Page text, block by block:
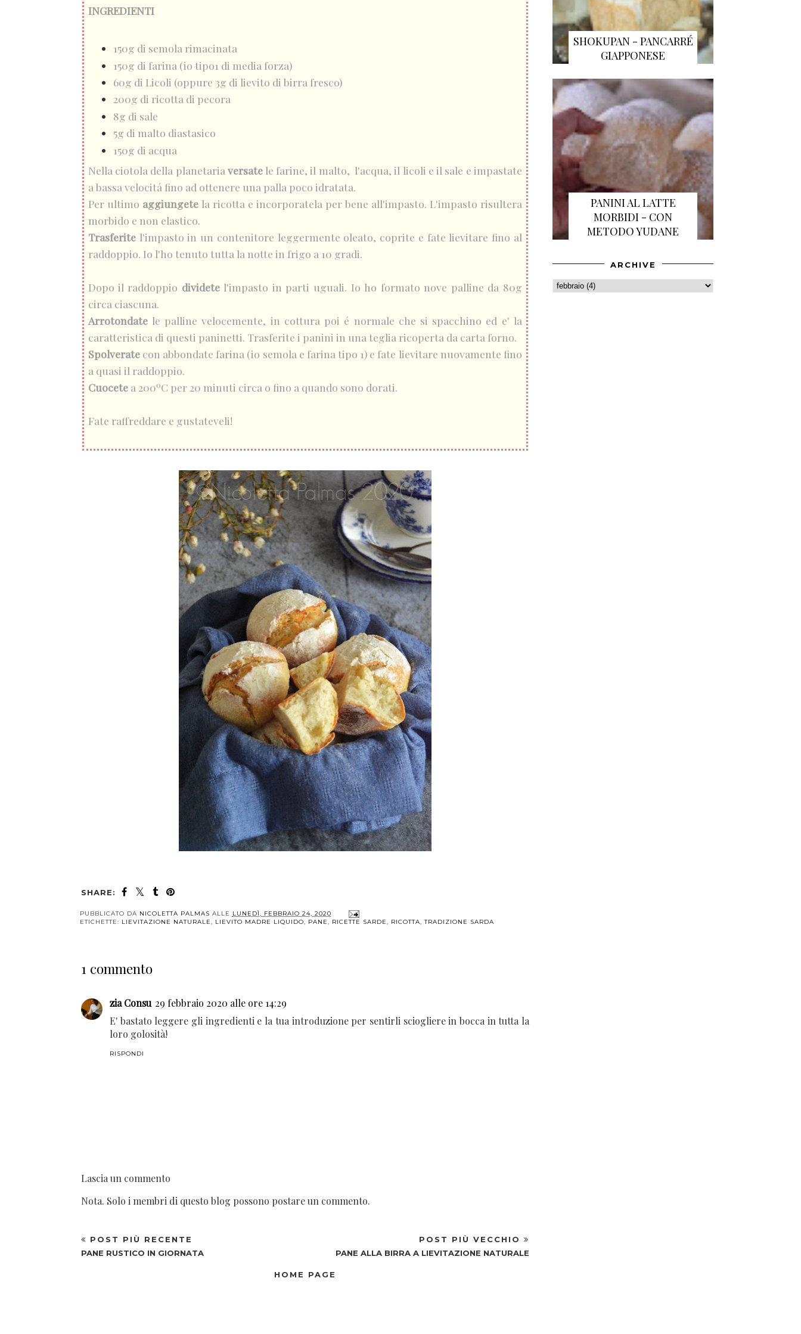
INGREDIENTI
150g di semola rimacinata
150g di farina (io tipo1 di media forza)
60g di Licoli (oppure 3g di lievito di birra fresco)
200g di ricotta di pecora
8g di sale
5g di malto diastasico
150g di acqua
Nella ciotola della planetaria versatele farine, il malto, l'acqua, il licoli e il sale e impastate
a bassa velocitá fino ad ottenere una palla poco idratata.
Per ultimo aggiungetela ricotta e incorporatela per bene all'impasto. L'impasto risultera
morbido e non elastico.
Trasferitel'impasto in un contenitore leggermente oleato, coprite e fate lievitare fino al
raddoppio. Io l'ho tenuto tutta la notte in frigo a 10 gradi.
Dopo il raddoppio dividetel'impasto in parti uguali. Io ho formato nove palline da 80g
circa ciascuna.
Arrotondatele palline velocemente, in cottura poi é normale che si spacchino ed e' la
caratteristica di questi paninetti. Trasferite i panini in una teglia ricoperta da carta forno.
Spolveratecon abbondate farina (io semola e farina tipo 1) e fate lievitare nuovamente fino
a quasi il raddoppio.
Cuocetea 200ºC per 20 minuti circa o fino a quando sono dorati.
Fate raffreddare e gustateveli!
SHARE:
PUBBLICATO DA NICOLETTA PALMAS ALLE LUNEDÌ, FEBBRAIO 24, 2020
ETICHETTE: LIEVITAZIONE NATURALE, LIEVITO MADRE LIQUIDO, PANE, RICETTE SARDE, RICOTTA,TRADIZIONE SARDA
1 commento
zia Consu 29 febbraio 2020 alle ore 14:29
E' bastato leggere gli ingredienti e la tua introduzione per sentirli sciogliere in bocca in tutta la
loro golosità!
RISPONDI
Lascia un commento
Nota. Solo i membri di questo blog possono postare un commento.
POST PIÙ RECENTE
PANE RUSTICO IN GIORNATA
POST PIÙ VECCHIO
PANE ALLA BIRRA A LIEVITAZIONE NATURALE
HOME PAGE
SHOKUPAN - PANCARRÉ
GIAPPONESE
PANINI AL LATTE
MORBIDI - CON
METODO YUDANE
ARCHIVE